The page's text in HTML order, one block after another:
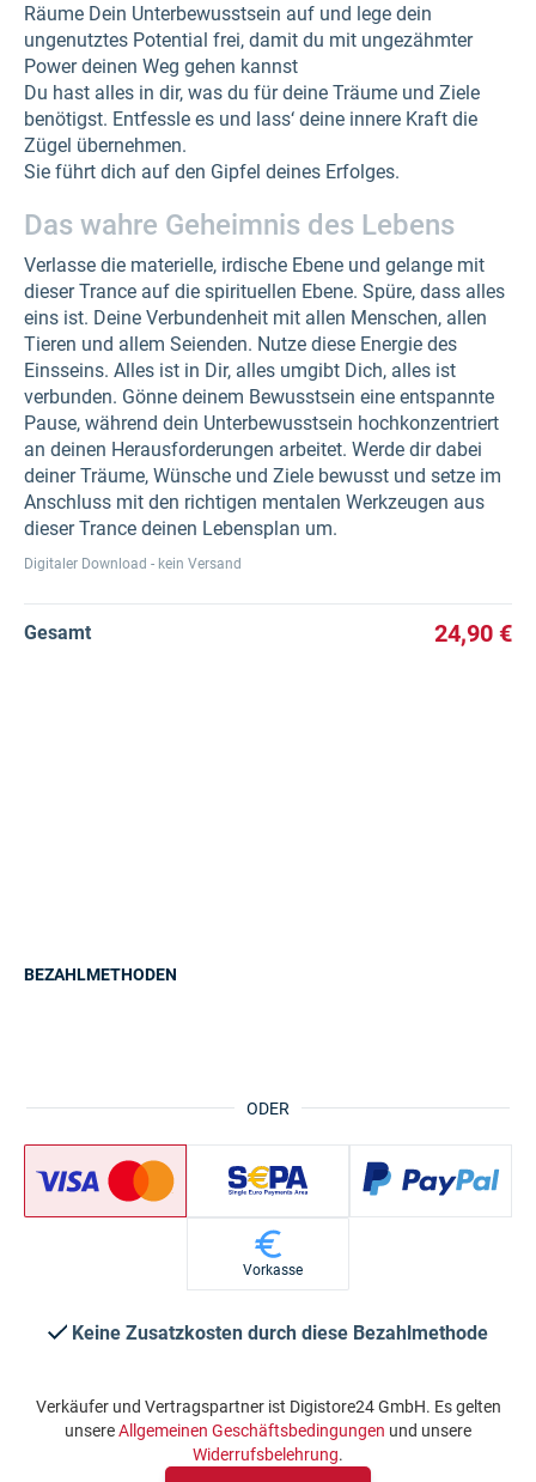
Räume Dein Unterbewusstsein auf und lege dein
ungenutztes Potential frei, damit du mit ungezähmter
Power deinen Weg gehen kannst
Du hast alles in dir, was du für deine Träume und Ziele
benötigst. Entfessle es und lass‘ deine innere Kraft die
Zügel übernehmen.
Sie führt dich auf den Gipfel deines Erfolges.
Das wahre Geheimnis des Lebens
Verlasse die materielle, irdische Ebene und gelange mit
dieser Trance auf die spirituellen Ebene. Spüre, dass alles
eins ist. Deine Verbundenheit mit allen Menschen, allen
Tieren und allem Seienden. Nutze diese Energie des
Einsseins. Alles ist in Dir, alles umgibt Dich, alles ist
verbunden. Gönne deinem Bewusstsein eine entspannte
Pause, während dein Unterbewusstsein hochkonzentriert
an deinen Herausforderungen arbeitet. Werde dir dabei
deiner Träume, Wünsche und Ziele bewusst und setze im
Anschluss mit den richtigen mentalen Werkzeugen aus
dieser Trance deinen Lebensplan um.
Digitaler Download - kein Versand
Gesamt 24,90 €
ODER
BEZAHLMETHODEN
Vorkasse
Keine Zusatzkosten durch diese Bezahlmethode
Verkäufer und Vertragspartner ist Digistore24 GmbH. Es gelten
unsereAllgemeinen Geschäftsbedingungen und unsere
Widerrufsbelehrung.